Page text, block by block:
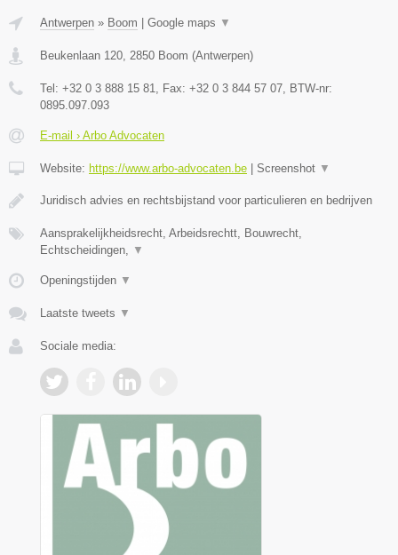
Antwerpen » Boom | Google maps ▼
Beukenlaan 120 2850 Boom (Antwerpen)
Tel: +32 0 3 888 15 81 , Fax: +32 0 3 844 57 07 , BTW-nr:
0895.097.093
E-mail › Arbo Advocaten
Website: https://www.arbo-advocaten.be | Screenshot ▼
Juridisch advies en rechtsbijstand voor particulieren en bedrijven
Aansprakelijkheidsrecht, Arbeidsrechtt, Bouwrecht,
Echtscheidingen,
▼
Openingstijden ▼
Laatste tweets ▼
Sociale media: